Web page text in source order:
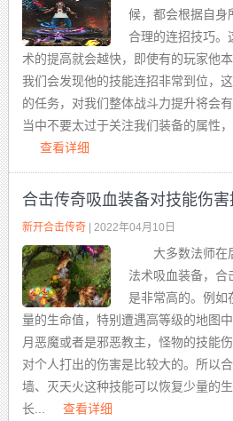
候，都会根据自身
合理的连招技巧。
术的提高就会越快，即使有的玩家他
我们会发现他的技能连招非常到位，
的任务，对我们整体战斗力提升将会
当中不要太过于关注我们装备的属性
查看详细
合击传奇吸血装备对技能伤
新开合击传奇| 2022年04月10日
大多数法师在
法术吸血装备，合
是非常高的。例如
量的生命值，特别遭遇高等级的地图
月恶魔或者是邪恶教主，怪物的技能
对个人打出的伤害是比较大的。所以
墙、灭天火这种技能可以恢复少量的
长...
查看详细